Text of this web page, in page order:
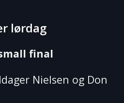
lørdag
final
Nielsen og Don